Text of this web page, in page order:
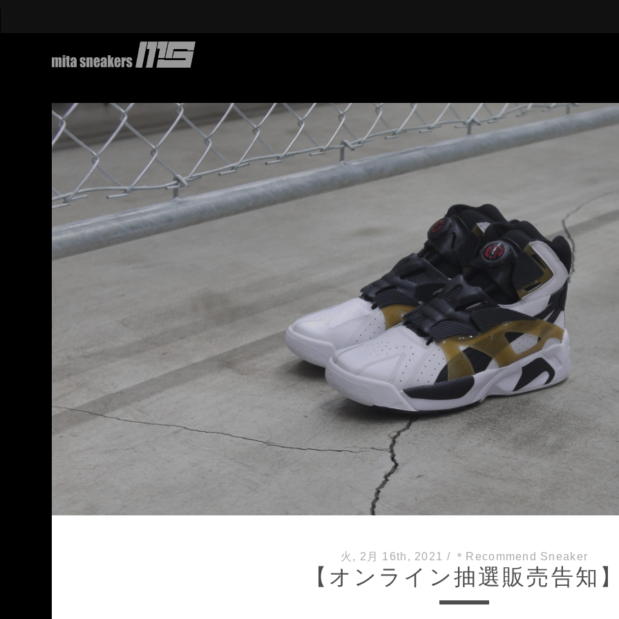
火, 2月 16th, 2021 / ＊Recommend Sneaker
【オンライン抽選販売告知